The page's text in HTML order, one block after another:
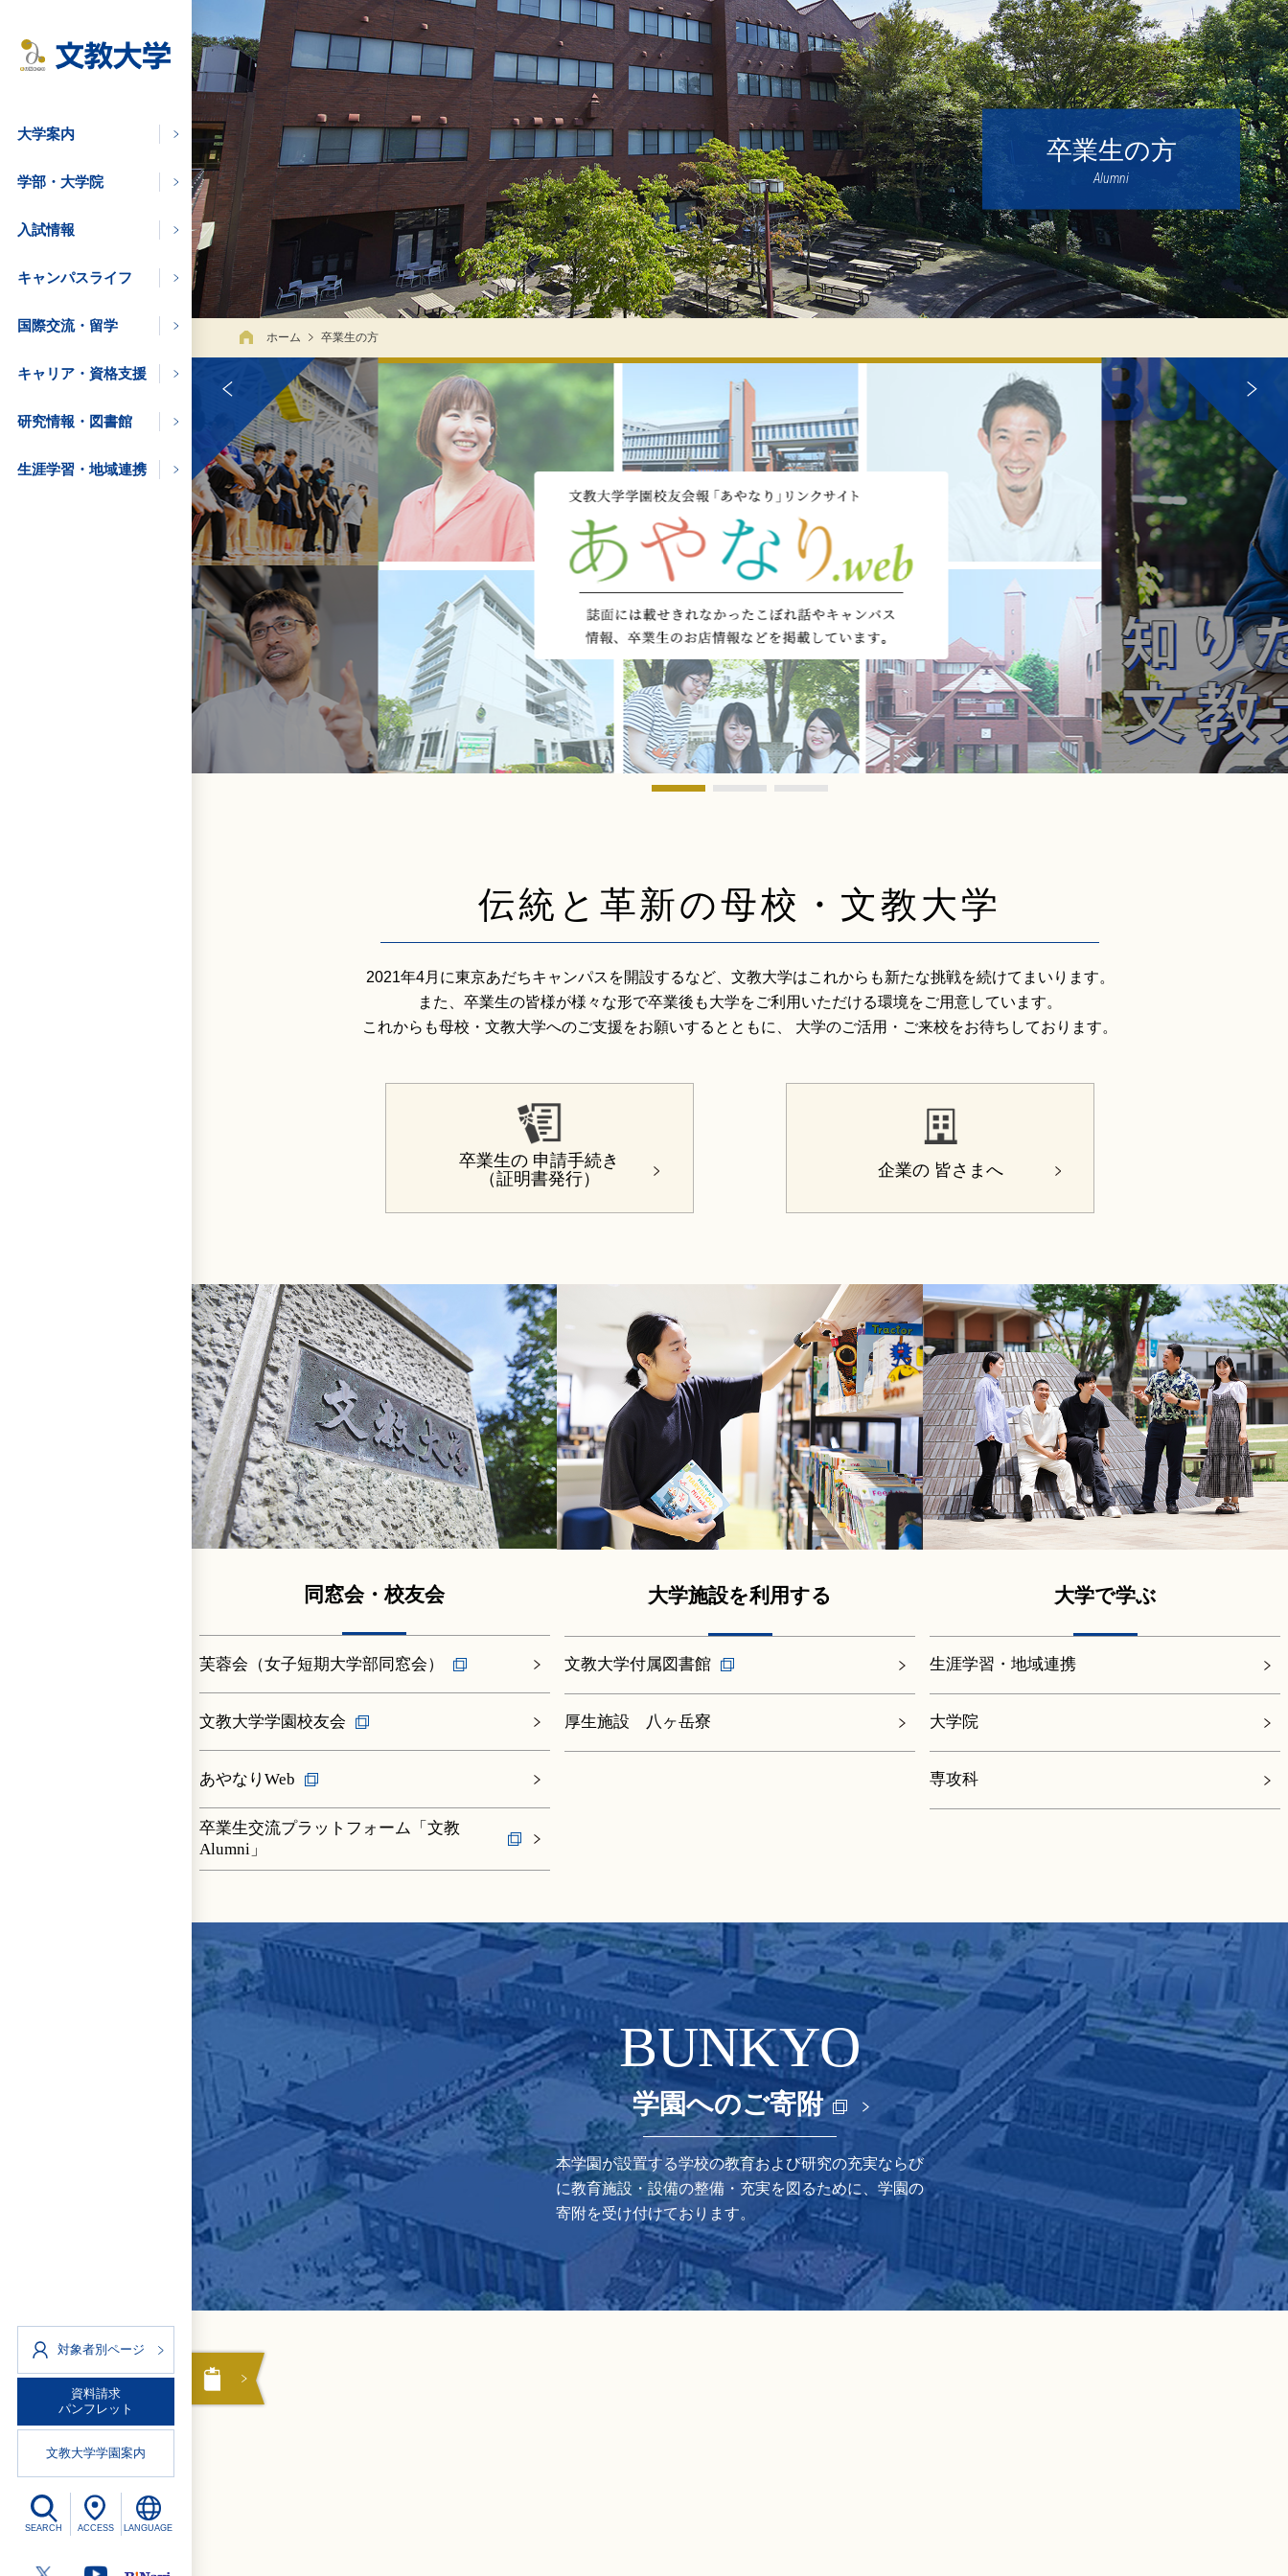
大学案内
学部・大学院
入試情報
キャンパスライフ
国際交流・留学
キャリア・資格支援
研究情報・図書館
生涯学習・地域連携
対象者別ページ
資料請求
パンフレット
文教大学学園案内
SEARCH ACCESS LANGUAGE
びたい方
方
卒業生の方
Alumni
ホーム 卒業生の方
伝統と革新の母校・文教大学
2021年4月に東京あだちキャンパスを開設するなど、文教大学はこれからも新たな挑戦を続けてまいります。
また、卒業生の皆様が様々な形で卒業後も大学をご利用いただける環境をご用意しています。
これからも母校・文教大学へのご支援をお願いするとともに、
大学のご活用・ご来校をお待ちしております。
卒業生の 申請手続き
（証明書発行）
企業の皆さまへ
同窓会・校友会
芙蓉会（女子短期大学部同窓会）
文教大学学園校友会
あやなりWeb
卒業生交流プラットフォーム「文教
Alumni」
大学施設を利用する
文教大学付属図書館
厚生施設 八ヶ岳寮
大学で学ぶ
生涯学習・地域連携
大学院
専攻科
BUNKYO
学園へのご寄附
本学園が設置する学校の教育および研究の充実ならび
に教育施設・設備の整備・充実を図るために、学園の
寄附を受け付けております。